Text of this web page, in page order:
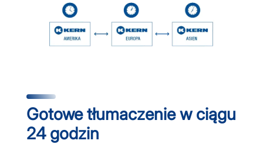
Gotowe tłumaczenie w ciągu
24 godzin